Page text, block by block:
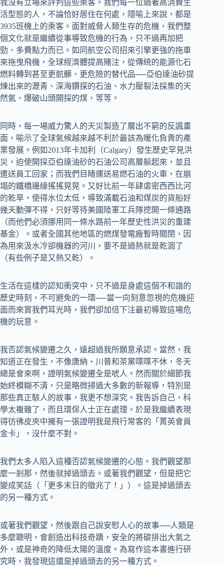
我沒有立場來評判這些乘客。我們每一位過著高消費生
活型態的人，不論恰好居住在何處，隱喻上來說，都是
3935班機上的乘客。面對威脅人類生存的危機，我們整
個文化就是繼續從事導致危機的行為，只不過再加把
勁、多費點力而已。如同航空公司招來引擎更強的拖車
來拖曳飛機，全球經濟體提高賭注，從傳統的能源化石
燃料轉到甚至更骯髒、更危險的替代品──亞伯達油砂提
煉出來的瀝青、深海鑽探的石油、水力壓裂法採集的天
然氣、爆破山頭開採的煤，等等。
同時，每一場威力驚人的天災製造了層出不窮的反諷畫
面，喻示了全球氣候越來越不利於最該為暖化負責的產
業發展。例如2013年卡加利（Calgary）發生歷史罕見洪
災，迫使開採亞伯達油砂的石油公司高層躲起來，並且
遣送員工回家；而我們目睹運送易燃石油的火車，在崩
塌的鐵橋邊緣搖搖晃晃。又好比前一年肆虐密西西比河
的乾旱，使得水位太低，導致滿載石油和煤炭的貨船好
幾天動彈不得，只好等待美國陸軍工兵隊挖開一條通路
（而他們必須挪用同一條水路前一年歷史性洪災的重建
基金）。或者全國其他地區的燃煤發電廠暫時關閉，因
為用來汲水冷卻機器的河川，要不是過熱就是乾涸了
（有些例子是又熱又乾）。
生活在這樣的認知衝突中，只不過是身處這個不和諧的
歷史時刻，不可避免的一環──當一向刻意忽視的危機迎
面而來賞我們耳光時，我們卻加倍下注最初導致這場危
機的玩意。
我否認氣候變遷之久，遠超過我所願意承認。當然，我
知道正在發生，不像唐納‧川普和茶黨喋喋不休，冬天
總是會來啊，證明氣候變遷全是唬人。然而關於細節我
始終模糊不清，只是略微掃過大多數的新報導，特別是
那些真正駭人的故事，我更不想深究。我告訴自己，科
學太複雜了，而且環保人士正在處理。於是我繼續表現
得彷彿皮夾中擁有一張證明我是飛行常客的「菁英會員
金卡」，沒什麼不對。
我們太多人陷入這種否認氣候變遷的心態。我們觀望那
麼一剎那，然後就掉過頭去。或著我們觀望，但是把它
變成笑話（「更多末日的徵兆了！」）。這是掉過頭去
的另一種方式。
或著我們觀望，然後跟自己說安慰人心的故事──人類是
多麼聰明，會創造出科技奇蹟，安全的將碳排出大氣之
外，或是神奇的降低太陽的溫度。為寫作這本書進行研
究時，我發現這還是掉過頭去的另一種方式。